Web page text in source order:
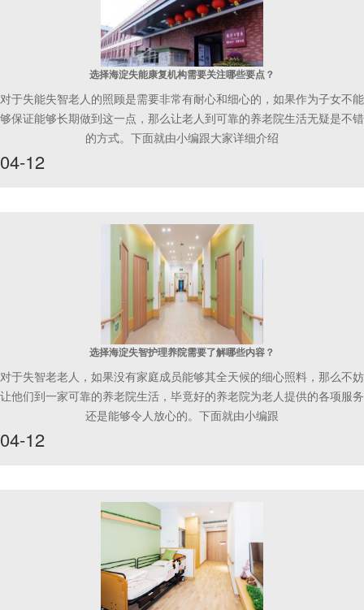
选择海淀失能康复机构需要关注哪些要点？
对于失能失智老人的照顾是需要非常有耐心和细心的，如果作为子女不能
够保证能够长期做到这一点，那么让老人到可靠的养老院生活无疑是不错
的方式。下面就由小编跟大家详细介绍
04-12
选择海淀失智护理养院需要了解哪些内容？
对于失智老老人，如果没有家庭成员能够其全天候的细心照料，那么不妨
让他们到一家可靠的养老院生活，毕竟好的养老院为老人提供的各项服务
还是能够令人放心的。下面就由小编跟
04-12